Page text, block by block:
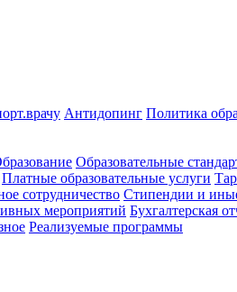
Антидопинг Политика
Образовательные
Платные образовательные услуги
сотрудничество Стипендии и
мероприятий Бухгалтерская
Реализуемые программы